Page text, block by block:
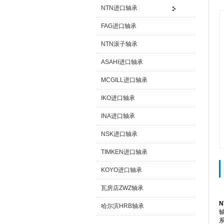
NTN进口轴承
FAG进口轴承
NTN滚子轴承
ASAHI进口轴承
MCGILL进口轴承
IKO进口轴承
INA进口轴承
NSK进口轴承
TIMKEN进口轴承
KOYO进口轴承
瓦房店ZWZ轴承
哈尔滨HRB轴承